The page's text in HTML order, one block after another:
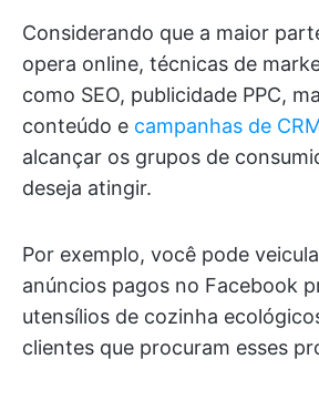
Considerando que a maior
opera online, técnicas de
como SEO, publicidade PPC,
conteúdo e campanhas de
alcançar os grupos de
deseja atingir.
Por exemplo, você pode
anúncios pagos no Facebook
utensílios de cozinha
clientes que procuram esses